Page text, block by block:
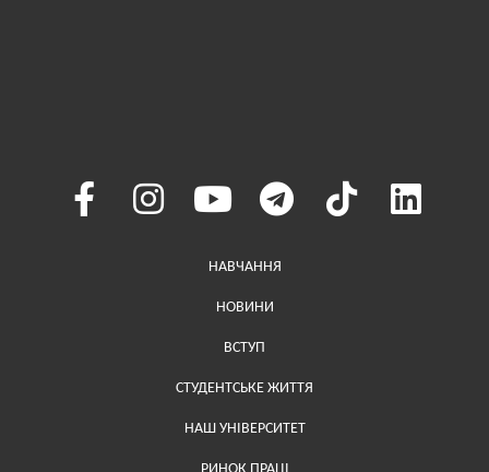
Меню у хедері
НАВЧАННЯ
НОВИНИ
ВСТУП
СТУДЕНТСЬКЕ ЖИТТЯ
НАШ УНІВЕРСИТЕТ